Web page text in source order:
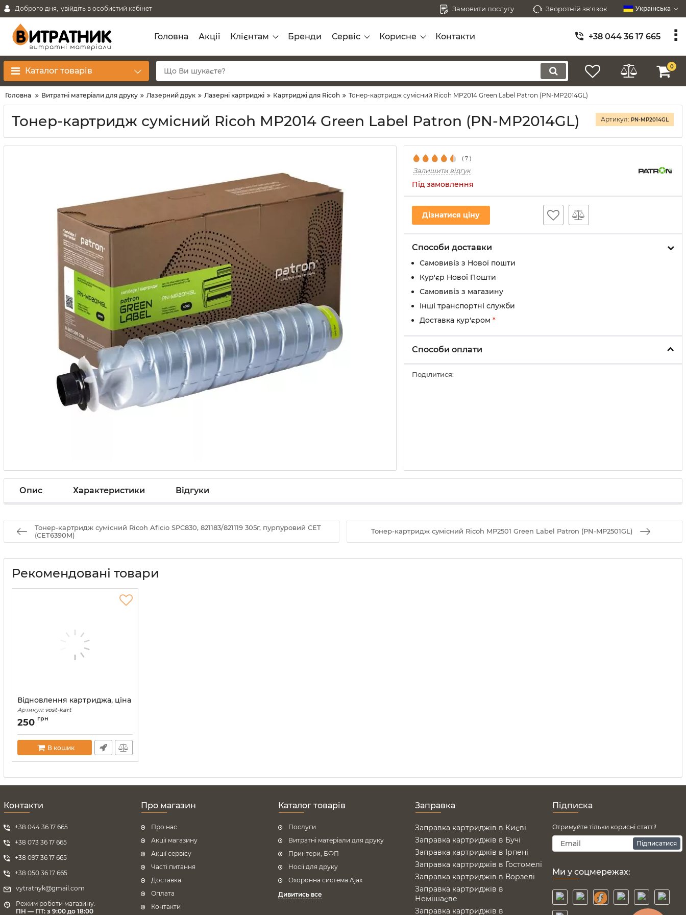
Доброго дня, увійдіть в особистий кабінет Замовити послугу Зворотній зв'язок Українська
Головна Акції Клієнтам Бренди Сервіс Корисне Контакти +38 044 36 17 665
Каталог товарів 0
Головна Витратні матеріали для друку Лазерний друк Лазерні картриджі Картриджі для Ricoh Тонер-картридж сумісний Ricoh MP2014 Green Label Patron (PN-MP2014GL)
Тонер-картридж сумісний Ricoh MP2014 Green Label Patron (PN-MP2014GL) Артикул: PN-MP2014GL
( 7 )
Залишити відгук
Під замовлення
Дізнатися ціну
Способи доставки
Самовивіз з Нової пошти
Кур'єр Нової Пошти
Самовивіз з магазину
Інші транспортні служби
Доставка кур'єром *
Способи оплати
Поділитися:
Опис Характеристики Відгуки
Тонер-картридж сумісний Ricoh Aficio SPC830, 821183/821119 305г, пурпуровий CET
(CET6390M)
Тонер-картридж сумісний Ricoh MP2501 Green Label Patron (PN-MP2501GL)
Рекомендовані товари
Відновлення картриджа, ціна
Артикул:vost-kart
250 грн
В кошик
Контакти
+38 044 36 17 665
+38 073 36 17 665
+38 097 36 17 665
+38 050 36 17 665
vytratnyk@gmail.com
Режим роботи магазину:
ПН — ПТ: з 9:00 до 18:00
Про магазин
Про нас
Акції магазину
Акції сервісу
Часті питання
Доставка
Оплата
Контакти
Каталог товарів
Послуги
Витратні матеріали для друку
Принтери, БФП
Носії для друку
Охоронна система Ajax
Дивитись все
Заправка
Заправка картриджів в Києві
Заправка картриджів в Бучі
Заправка картриджів в Ірпені
Заправка картриджів в Гостомелі
Заправка картриджів в Ворзелі
Заправка картриджів в
Немішаєве
Заправка картриджів в
Підписка
Отримуйте тільки корисні статті!
Підписатися
Ми у соцмережах: